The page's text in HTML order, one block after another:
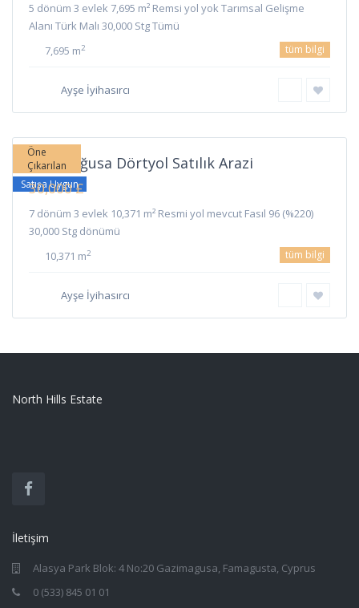
5 dönüm 3 evlek 7,695 m² Remsi yol yok Tarımsal Gelişme
Alanı Türk Malı 30,000 Stg Tümü
7,695 m2 tüm bilgi
Ayşe İyihasırcı
Öne
Çıkarılan
Satışa Uygun
Gazimağusa Dörtyol Satılık Arazi
30,000 £
7 dönüm 3 evlek 10,371 m² Resmi yol mevcut Fasıl 96 (%220)
30,000 Stg dönümü
10,371 m2 tüm bilgi
Ayşe İyihasırcı
North Hills Estate
İletişim
Alasya Park Blok: 4 No:20 Gazimagusa, Famagusta, Cyprus
0 (533) 845 01 01